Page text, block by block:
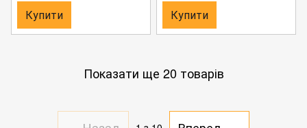
Купити Купити
Показати ще 20 товарів